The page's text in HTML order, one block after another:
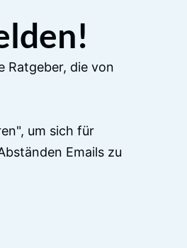
Ratgeber, die von
um sich für
Emails zu